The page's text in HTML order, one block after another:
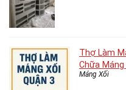
Thợ Làm
Chữa
Máng Xối